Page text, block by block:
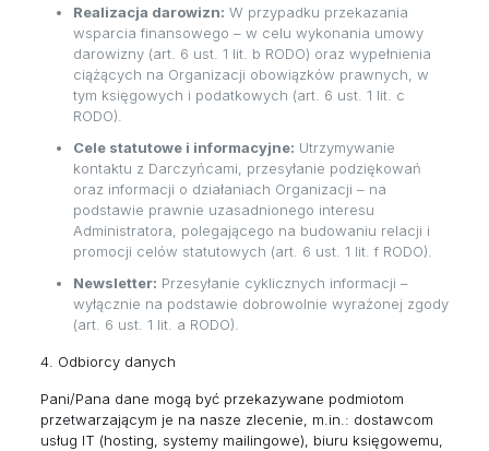
Realizacja darowizn: W przypadku przekazania
wsparcia finansowego – w celu wykonania umowy
darowizny (art. 6 ust. 1 lit. b RODO) oraz wypełnienia
ciążących na Organizacji obowiązków prawnych, w
tym księgowych i podatkowych (art. 6 ust. 1 lit. c
RODO).
Cele statutowe i informacyjne: Utrzymywanie
kontaktu z Darczyńcami, przesyłanie podziękowań
oraz informacji o działaniach Organizacji – na
podstawie prawnie uzasadnionego interesu
Administratora, polegającego na budowaniu relacji i
promocji celów statutowych (art. 6 ust. 1 lit. f RODO).
Newsletter: Przesyłanie cyklicznych informacji –
wyłącznie na podstawie dobrowolnie wyrażonej zgody
(art. 6 ust. 1 lit. a RODO).
4. Odbiorcy danych
Pani/Pana dane mogą być przekazywane podmiotom
przetwarzającym je na nasze zlecenie, m.in.: dostawcom
usług IT (hosting, systemy mailingowe), biuru księgowemu,